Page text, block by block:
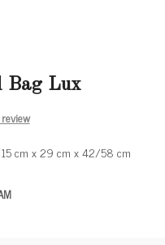
Bag Lux
15 cm x 29 cm x 42/58 cm